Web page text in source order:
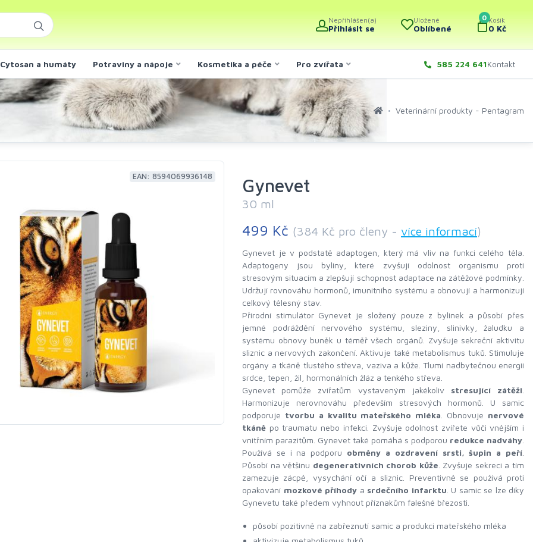
Nepřihlášen(a)
Přihlásit se
Uložené
Oblíbené
0 Košík
0 Kč
Cytosan a humáty Potraviny a nápoje Kosmetika a péče Pro zvířata 585 224 641Kontakt
Veterinární produkty - Pentagram
EAN: 8594069936148 Gynevet
30 ml
499 Kč (384 Kč pro členy - více informací)
Gynevet je v podstatě adaptogen, který má vliv na funkci celého těla.
Adaptogeny jsou byliny, které zvyšují odolnost organismu proti
stresovým situacím a zlepšují schopnost adaptace na zátěžové podmínky.
Udržují rovnováhu hormonů, imunitního systému a obnovují a harmonizují
celkový tělesný stav.
Přírodní stimulátor Gynevet je složený pouze z bylinek a působí přes
jemné podráždění nervového systému, sleziny, slinivky, žaludku a
systému obnovy buněk u téměř všech orgánů. Zvyšuje sekreční aktivitu
sliznic a nervových zakončení. Aktivuje také metabolismus tuků. Stimuluje
orgány a tkáně tlustého střeva, vaziva a kůže. Tlumí nadbytečnou energii
srdce, tepen, žil, hormonálních žláz a tenkého střeva.
Gynevet pomůže zvířatům vystaveným jakékoliv stresující zátěži
Harmonizuje nerovnováhu především stresových hormonů. U samic
podporuje tvorbu a kvalitu mateřského mléka . Obnovuje nervové
tkáně po traumatu nebo infekci. Zvyšuje odolnost zvířete vůči vnějším i
vnitřním parazitům. Gynevet také pomáhá s podporou redukce nadváhy
Používá se i na podporu obměny a ozdravení srsti, šupin a peří
Působí na většinu degenerativních chorob kůže . Zvyšuje sekreci a tím
zamezuje zácpě, vysychání očí a sliznic. Preventivně se používá proti
opakování mozkové příhody a srdečního infarktu . U samic se lze díky
Gynevetu také předem vyhnout příznakům falešné březosti.
působí pozitivně na zabřeznutí samic a produkci mateřského mléka